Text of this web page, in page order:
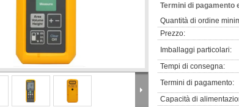
Termini di pagamento
Quantità di ordine
Prezzo:
Imballaggi particolari:
Tempi di consegna:
Termini di pagamento:
Capacità di